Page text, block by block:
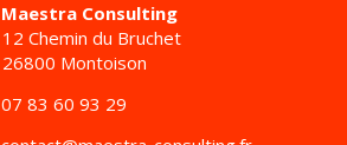
Maestra Consulting
12 Chemin du Bruchet
26800 Montoison
07 83 60 93 29